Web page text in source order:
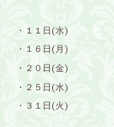
・１１日(水)
・１６日(月)
・２０日(金)
・２５日(水)
・３１日(火)